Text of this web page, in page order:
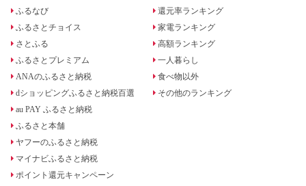
ふるなび
ふるさとチョイス
さとふる
ふるさとプレミアム
ANAのふるさと納税
dショッピングふるさと納税百選
au PAY ふるさと納税
ふるさと本舗
ヤフーのふるさと納税
マイナビふるさと納税
ポイント還元キャンペーン
還元率ランキング
家電ランキング
高額ランキング
一人暮らし
食べ物以外
その他のランキング